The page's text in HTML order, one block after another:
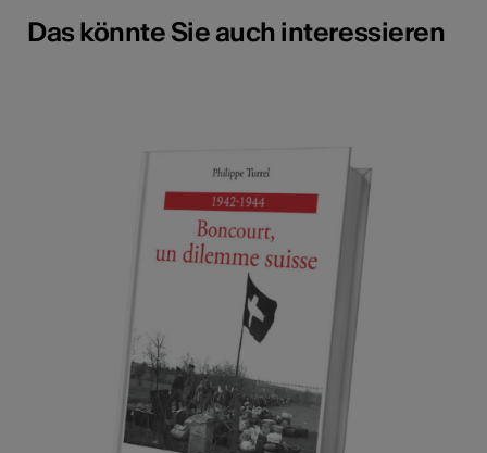
Das könnte Sie auch interessieren